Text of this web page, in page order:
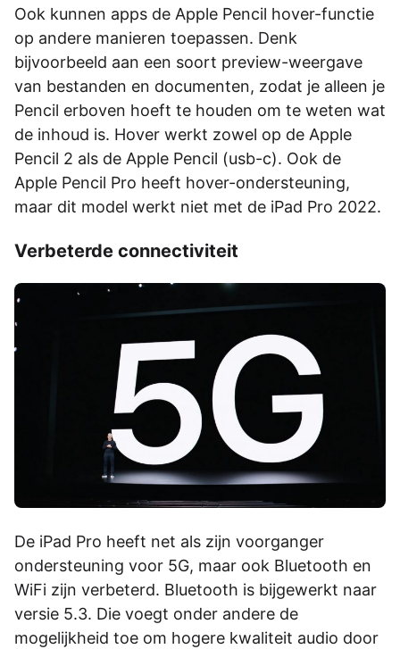
Ook kunnen apps de Apple Pencil hover-functie
op andere manieren toepassen. Denk
bijvoorbeeld aan een soort preview-weergave
van bestanden en documenten, zodat je alleen je
Pencil erboven hoeft te houden om te weten wat
de inhoud is. Hover werkt zowel op de Apple
Pencil 2 als de Apple Pencil (usb-c). Ook de
Apple Pencil Pro heeft hover-ondersteuning,
maar dit model werkt niet met de iPad Pro 2022.
Verbeterde connectiviteit
De iPad Pro heeft net als zijn voorganger
ondersteuning voor 5G, maar ook Bluetooth en
WiFi zijn verbeterd. Bluetooth is bijgewerkt naar
versie 5.3. Die voegt onder andere de
mogelijkheid toe om hogere kwaliteit audio door